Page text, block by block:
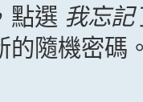
點選 我忘記
的隨機密碼。